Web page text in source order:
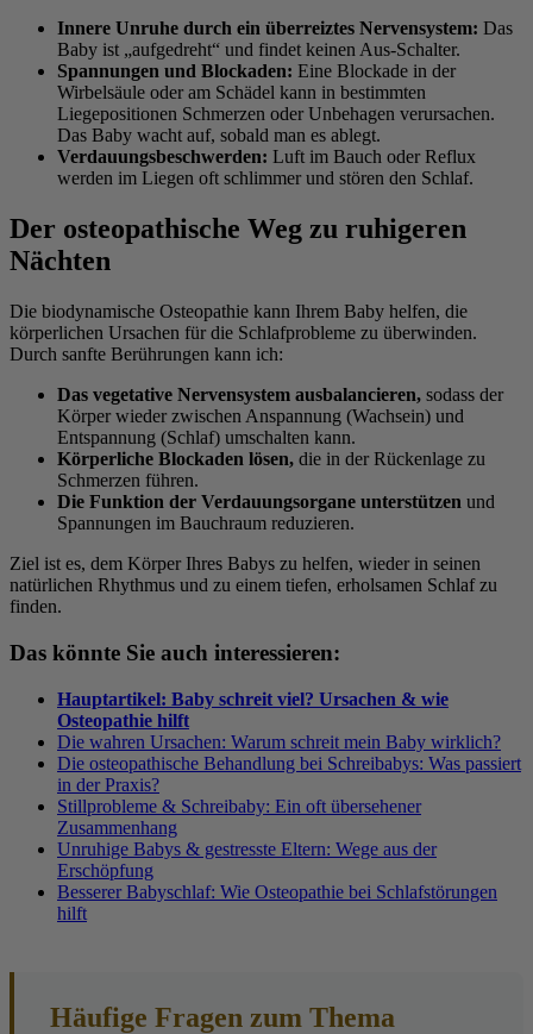
Innere Unruhe durch ein überreiztes Nervensystem: Das
Baby ist „aufgedreht“ und findet keinen Aus-Schalter.
Spannungen und Blockaden: Eine Blockade in der
Wirbelsäule oder am Schädel kann in bestimmten
Liegepositionen Schmerzen oder Unbehagen verursachen.
Das Baby wacht auf, sobald man es ablegt.
Verdauungsbeschwerden: Luft im Bauch oder Reflux
werden im Liegen oft schlimmer und stören den Schlaf.
Der osteopathische Weg zu ruhigeren
Nächten
Die biodynamische Osteopathie kann Ihrem Baby helfen, die
körperlichen Ursachen für die Schlafprobleme zu überwinden.
Durch sanfte Berührungen kann ich:
Das vegetative Nervensystem ausbalancieren, sodass der
Körper wieder zwischen Anspannung (Wachsein) und
Entspannung (Schlaf) umschalten kann.
Körperliche Blockaden lösen, die in der Rückenlage zu
Schmerzen führen.
Die Funktion der Verdauungsorgane unterstützen und
Spannungen im Bauchraum reduzieren.
Ziel ist es, dem Körper Ihres Babys zu helfen, wieder in seinen
natürlichen Rhythmus und zu einem tiefen, erholsamen Schlaf zu
finden.
Das könnte Sie auch interessieren:
Hauptartikel: Baby schreit viel? Ursachen & wie
Osteopathie hilft
Die wahren Ursachen: Warum schreit mein Baby wirklich?
Die osteopathische Behandlung bei Schreibabys: Was passiert
in der Praxis?
Stillprobleme & Schreibaby: Ein oft übersehener
Zusammenhang
Unruhige Babys & gestresste Eltern: Wege aus der
Erschöpfung
Besserer Babyschlaf: Wie Osteopathie bei Schlafstörungen
hilft
Häufige Fragen zum Thema